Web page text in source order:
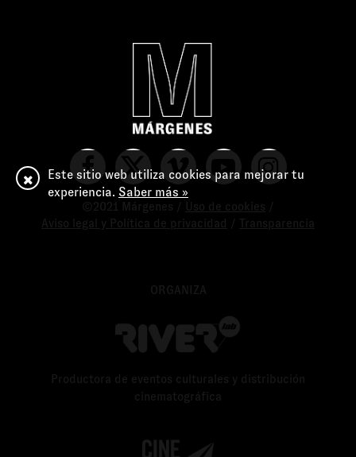
©2021 Márgenes / Uso de cookies
Aviso legal y Política de privacidad
Transparencia
ORGANIZA
Productora de eventos culturales y distribución
cinematográfica
Este sitio web utiliza cookies para mejorar tu
experiencia. Saber más »